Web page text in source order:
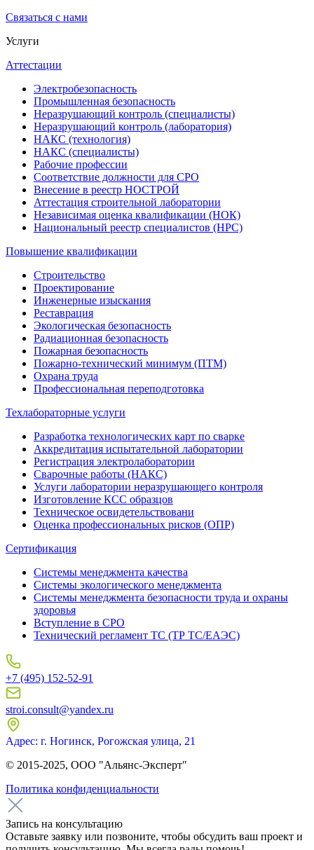
Связаться с нами
Услуги
Аттестации
Электробезопасность
Промышленная безопасность
Неразрушающий контроль (специалисты)
Неразрушающий контроль (лаборатория)
НАКС (технология)
НАКС (специалисты)
Рабочие профессии
Соответствие должности для СРО
Внесение в реестр НОСТРОЙ
Аттестация строительной лаборатории
Независимая оценка квалификации (НОК)
Национальный реестр специалистов (НРС)
Повышение квалификации
Строительство
Проектирование
Инженерные изыскания
Реставрация
Экологическая безопасность
Радиационная безопасность
Пожарная безопасность
Пожарно-технический минимум (ПТМ)
Охрана труда
Профессиональная переподготовка
Техлабораторные услуги
Разработка технологических карт по сварке
Аккредитация испытательной лаборатории
Регистрация электролаборатории
Сварочные работы (НАКС)
Услуги лаборатории неразрушающего контроля
Изготовление КСС образцов
Техническое освидетельствовани
Оценка профессиональных рисков (ОПР)
Сертификация
Системы менеджмента качества
Системы экологического менеджмента
Системы менеджмента безопасности труда и охраны
здоровья
Вступление в СРО
Технический регламент ТС (ТР ТС/ЕАЭС)
+7 (495) 152-52-91
stroi.consult@yandex.ru
Адрес: г. Ногинск, Рогожская улица, 21
© 2015-2025, ООО "Альянс-Эксперт"
Политика конфиденциальности
Запись на консультацию
Оставьте заявку или позвоните, чтобы обсудить ваш проект и